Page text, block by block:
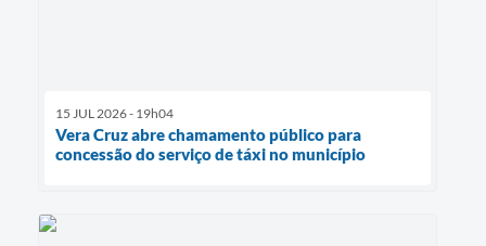
15 JUL 2026 - 19h04
Vera Cruz abre chamamento público para
concessão do serviço de táxi no município